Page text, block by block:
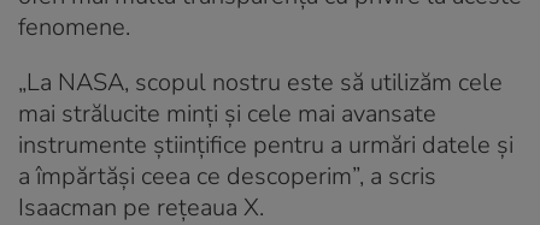
fenomene.
„La NASA, scopul nostru este să utilizăm cele
mai strălucite minți și cele mai avansate
instrumente științifice pentru a urmări datele și
a împărtăși ceea ce descoperim”, a scris
Isaacman pe rețeaua X.